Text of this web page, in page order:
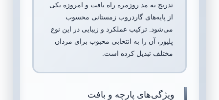
تدریج به مد روزمره راه یافت و امروزه یکی
از پایه‌های گاردروب زمستانی محسوب
می‌شود. ترکیب عملکرد و زیبایی در این نوع
پلیور، آن را به انتخابی محبوب برای مردان
مختلف تبدیل کرده است.
ویژگی‌های پارچه و بافت